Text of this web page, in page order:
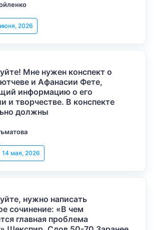
2026
Мне нужен конспект о
и Афанасии Фете,
информацию о его
и творчестве. В конспекте
должны
14 мая, 2026
нужно написать
сочинение: «В чем
главная проблема